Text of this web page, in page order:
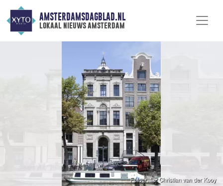
AMSTERDAMSDAGBLAD.NL
lokaal nieuws amsterdam